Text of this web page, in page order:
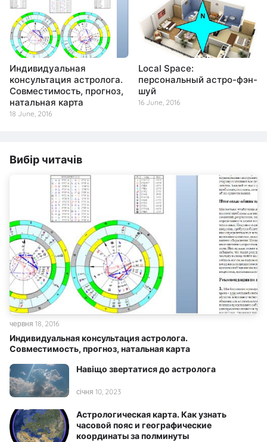
Индивидуальная
консультация астролога.
Совместимость, прогноз,
натальная карта
18 June, 2016
Local Space:
персональный астро-фэн-
шуй
16 June, 2016
Вибір читачів
Индивидуальная консультация астролога.
Совместимость, прогноз, натальная карта
червня 18, 2016
Навіщо звертатися до астролога
січня 10, 2023
Астрологическая карта. Как узнать
часовой пояс и географические
координаты за полминуты